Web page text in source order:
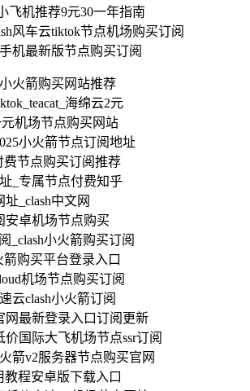
飞机推荐9元30一年指南
风车云tiktok节点机场购买订阅
机最新版节点购买订阅
火箭购买网站推荐
海绵云2元
机场节点购买网站
小火箭节点订阅地址
费节点购买订阅推荐
_专属节点付费知乎
_clash中文网
安卓机场节点购买
_clash小火箭购买订阅
箭购买平台登录入口
机场节点购买订阅
云clash小火箭订阅
网最新登录入口订阅更新
国际大飞机场节点ssr订阅
箭v2服务器节点购买官网
教程安卓版下载入口